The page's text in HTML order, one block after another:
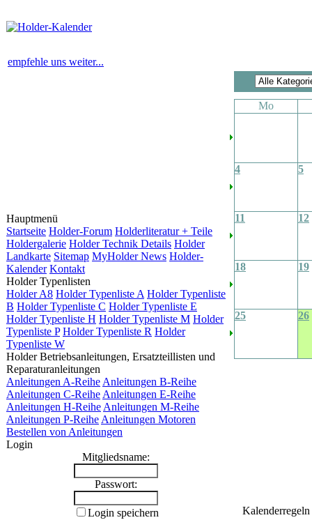
empfehle uns weiter...
Hauptmenü
Startseite Holder-Forum Holderliteratur + Teile
Holdergalerie Holder Technik Details Holder
Landkarte Sitemap MyHolder News Holder-
Kalender Kontakt
Holder Typenlisten
Holder A8 Holder Typenliste A Holder Typenliste
B Holder Typenliste C Holder Typenliste E
Holder Typenliste H Holder Typenliste M Holder
Typenliste P Holder Typenliste R Holder
Typenliste W
Holder Betriebsanleitungen, Ersatzteillisten und
Reparaturanleitungen
Anleitungen A-Reihe Anleitungen B-Reihe
Anleitungen C-Reihe Anleitungen E-Reihe
Anleitungen H-Reihe Anleitungen M-Reihe
Anleitungen P-Reihe Anleitungen Motoren
Bestellen von Anleitungen
Login
Mitgliedsname:
Passwort:
Login speichern
Mo
4 5
11 12
18 19
25 26
Kalenderregeln